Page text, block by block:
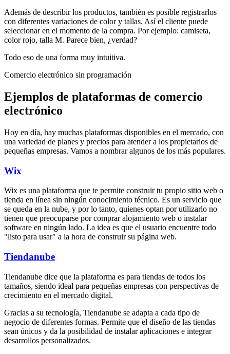
Además de describir los productos, también es posible registrarlos
con diferentes variaciones de color y tallas. Así el cliente puede
seleccionar en el momento de la compra. Por ejemplo: camiseta,
color rojo, talla M. Parece bien, ¿verdad?
Todo eso de una forma muy intuitiva.
Comercio electrónico sin programación
Ejemplos de plataformas de comercio
electrónico
Hoy en día, hay muchas plataformas disponibles en el mercado, con
una variedad de planes y precios para atender a los propietarios de
pequeñas empresas. Vamos a nombrar algunos de los más populares.
Wix
Wix es una plataforma que te permite construir tu propio sitio web o
tienda en línea sin ningún conocimiento técnico. Es un servicio que
se queda en la nube, y por lo tanto, quienes optan por utilizarlo no
tienen que preocuparse por comprar alojamiento web o instalar
software en ningún lado. La idea es que el usuario encuentre todo
"listo para usar" a la hora de construir su página web.
Tiendanube
Tiendanube dice que la plataforma es para tiendas de todos los
tamaños, siendo ideal para pequeñas empresas con perspectivas de
crecimiento en el mercado digital.
Gracias a su tecnología, Tiendanube se adapta a cada tipo de
negocio de diferentes formas. Permite que el diseño de las tiendas
sean únicos y da la posibilidad de instalar aplicaciones e integrar
desarrollos personalizados.